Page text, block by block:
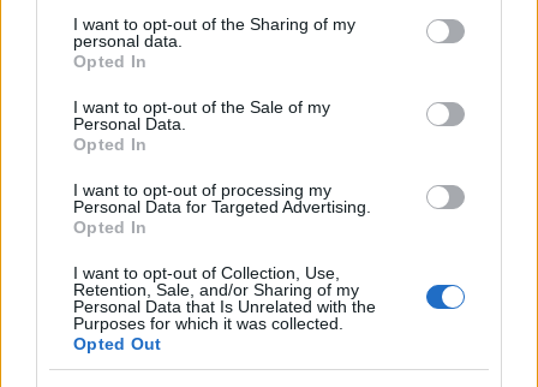
not limited to your visit or usage behaviour. You may click to
grant or deny consent to Google and its third-party tags to
use your data for below specified purposes in below Google
consent section.
I want to opt-out of the Sharing of my
personal data.
Opted In
I want to opt-out of the Sale of my
Personal Data.
Opted In
I want to opt-out of processing my
Personal Data for Targeted Advertising.
Opted In
I want to opt-out of Collection, Use,
Retention, Sale, and/or Sharing of my
Personal Data that Is Unrelated with the
Purposes for which it was collected.
Opted Out
daGoogle News
Condividi l'articolo
F
a
ce
b
o
o
T
w
te
r
Pi
n
te
re
st
W
h
at
s
A
p
S
h
a
re
Prossimo articolo